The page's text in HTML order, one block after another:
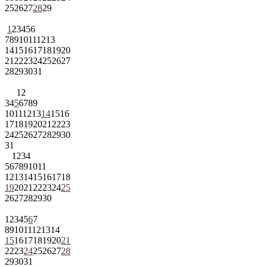
2526272829
1 23456
78910111213
14151617181920
21 222324252627
28293031
1 2
3456789
10111213141516
1718192021 2223
24252627282930
31
1 234
567891011
12131415161718
192021 22232425
2627282930
1 234567
891011121314
15161718192021
22232425262728
293031